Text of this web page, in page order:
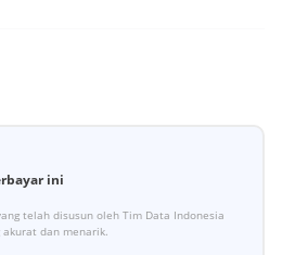
ini
telah disusun oleh Tim Data Indonesia
dan menarik.